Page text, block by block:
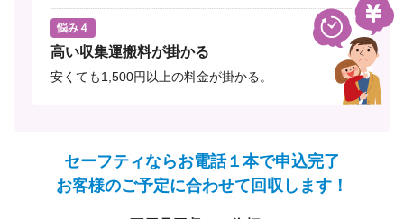
悩み４
高い収集運搬料が掛かる
安くても1,500円以上の料金が掛かる。
セーフティならお電話１本で申込完了
お客様のご予定に合わせて回収します！